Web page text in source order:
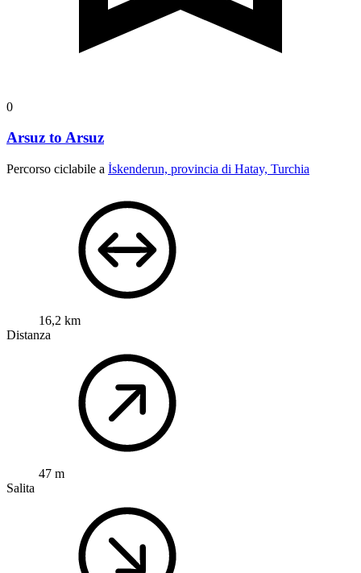
0
Arsuz to Arsuz
Percorso ciclabile a İskenderun, provincia di Hatay, Turchia
16,2 km
Distanza
47 m
Salita